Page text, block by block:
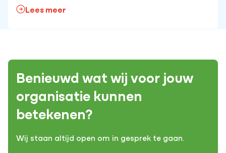
Lees meer
Benieuwd wat wij voor jouw
organisatie kunnen
betekenen?
Wij staan altijd open om in gesprek te gaan.